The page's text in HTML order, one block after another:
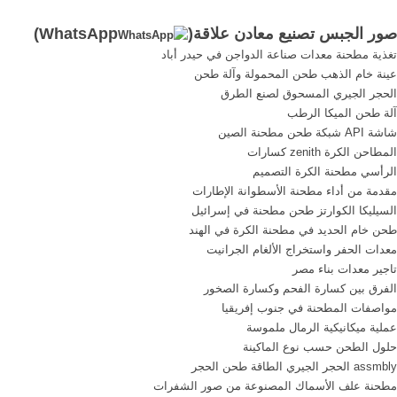
المفيدة في عالم الجبس و
كصخر رسوبي ، ويتواجد عادة
مع الحجر الجيري والدولوميت
والطين ، كما أنة يتداخل مع
معدن الأنهيدريت ـ كبريتات
الكالسيوم ...
صور الجبس تصنيع معادن علاقة( WhatsApp
)
تغذية مطحنة معدات صناعة الدواجن في حيدر أباد
عينة خام الذهب طحن المحمولة وآلة طحن
الحجر الجيري المسحوق لصنع الطرق
آلة طحن الميكا الرطب
شاشة API شبكة طحن مطحنة الصين
المطاحن الكرة zenith كسارات
الرأسي مطحنة الكرة التصميم
مقدمة من أداء مطحنة الأسطوانة الإطارات
السيليكا الكوارتز طحن مطحنة في إسرائيل
طحن خام الحديد في مطحنة الكرة في الهند
معدات الحفر واستخراج الألغام الجرانيت
تاجير معدات بناء مصر
الفرق بين كسارة الفحم وكسارة الصخور
مواصفات المطحنة في جنوب إفريقيا
عملية ميكانيكية الرمال ملموسة
حلول الطحن حسب نوع الماكينة
assmbly الحجر الجيري الطاقة طحن الحجر
مطحنة علف الأسماك المصنوعة من صور الشفرات